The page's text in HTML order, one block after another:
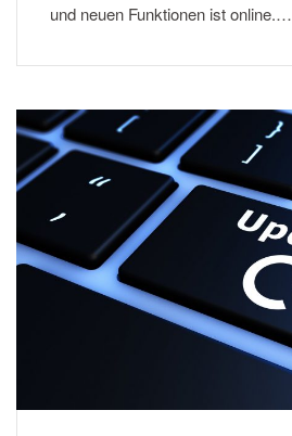
und neuen Funktionen ist online.…